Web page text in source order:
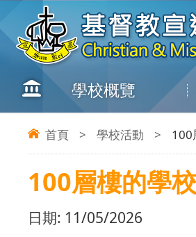
學校概覽
首頁 > 學校活動 > 100
100層樓的學
日期: 11/05/2026